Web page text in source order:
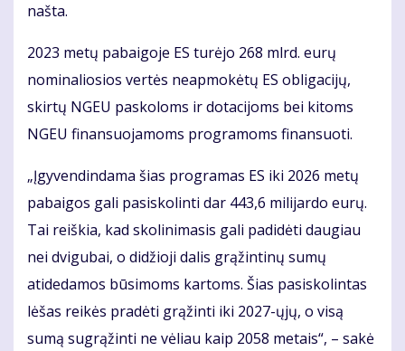
našta.
2023 metų pabaigoje ES turėjo 268 mlrd. eurų
nominaliosios vertės neapmokėtų ES obligacijų,
skirtų NGEU paskoloms ir dotacijoms bei kitoms
NGEU finansuojamoms programoms finansuoti.
„Įgyvendindama šias programas ES iki 2026 metų
pabaigos gali pasiskolinti dar 443,6 milijardo eurų.
Tai reiškia, kad skolinimasis gali padidėti daugiau
nei dvigubai, o didžioji dalis grąžintinų sumų
atidedamos būsimoms kartoms. Šias pasiskolintas
lėšas reikės pradėti grąžinti iki 2027-ųjų, o visą
sumą sugrąžinti ne vėliau kaip 2058 metais“, – sakė